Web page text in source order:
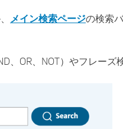
メイン検索ページの検索
、OR、NOT）やフレーズ